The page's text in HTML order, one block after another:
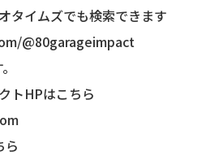
タイムズでも検索できます
@80garageimpact
トHPはこちら
ら